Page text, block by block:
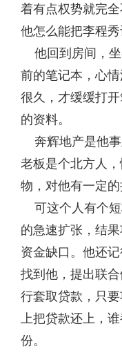
着有点权势就完全
他怎么能把李程秀
他回到房间，坐
前的笔记本，心
很久，才缓缓打
的资料。
奔辉地产是他事
老板是个北方人
物，对他有一定的
可这个人有个短
的急速扩张，结
资金缺口。他还
找到他，提出联
行套取贷款，只
上把贷款还上，
份。